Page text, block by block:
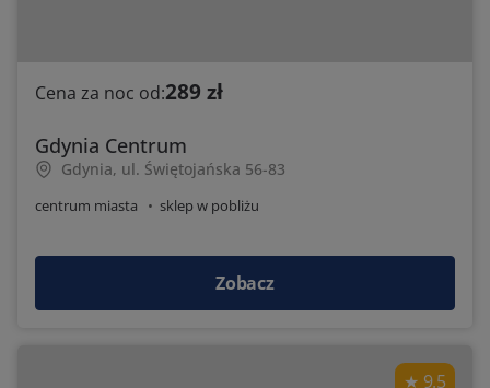
Cena za noc od:289 zł
Gdynia Centrum
Gdynia, ul. Świętojańska 56-83
centrum miasta sklep w pobliżu
Zobacz
9.5